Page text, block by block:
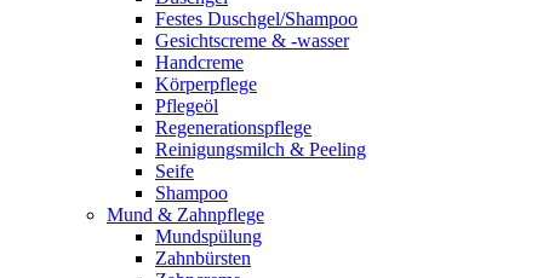
Festes Duschgel/Shampoo
Gesichtscreme & -wasser
Handcreme
Körperpflege
Pflegeöl
Regenerationspflege
Reinigungsmilch & Peeling
Seife
Shampoo
Mund & Zahnpflege
Mundspülung
Zahnbürsten